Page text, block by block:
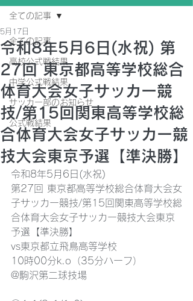
全ての記事
高校公式戦結果
中学公式戦結果
サッカー部のお知らせ
公式戦結果
全ての記事
令和8年5月6日(水祝) 第
27回 東京都高等学校総合
体育大会女子サッカー競
技/第15回関東高等学校総
合体育大会女子サッカー競
技大会東京予選【準決勝】
5月17日
令和8年5月6日(水祝)
第27回 東京都高等学校総合体育大会女
子サッカー競技/第15回関東高等学校総
合体育大会女子サッカー競技大会東京
予選【準決勝】
vs東京都立飛鳥高等学校
10時00分k.o（35分ハーフ）
@駒沢第二球技場